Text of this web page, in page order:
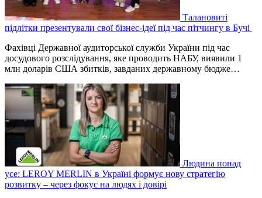
Талановиті
підлітки презентували свої бізнес-ідеї під час пітчингу в Бучі
Фахівці Державної аудиторської служби України під час
досудового розслідування, яке проводить НАБУ, виявили 1
млн доларів США збитків, завданих державному бюдже…
Людина понад
усе: LEROY MERLIN в Україні формує нову стратегію
розвитку – через фокус на людях і довірі